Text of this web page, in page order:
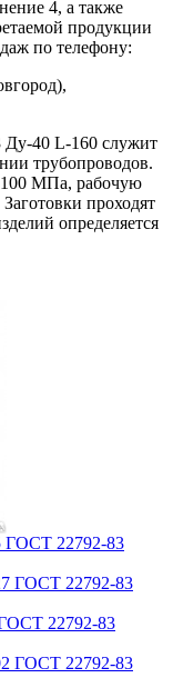
4, а также
продукции
по телефону:
40 L-160 служит
трубопроводов.
100 МПа, рабочую
проходят
определяется
ГОСТ 22792-83
22792-83